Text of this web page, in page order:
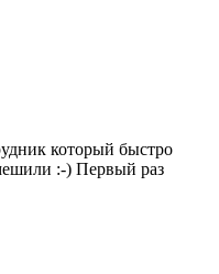
который быстро
:-) Первый раз